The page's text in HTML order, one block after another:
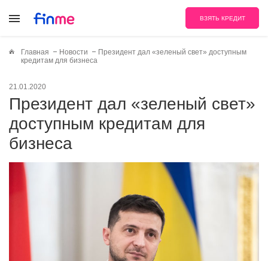
ВЗЯТЬ КРЕДИТ
Главная Новости
Президент дал «зеленый свет» доступным
кредитам для бизнеса
21.01.2020
Президент дал «зеленый свет»
доступным кредитам для
бизнеса